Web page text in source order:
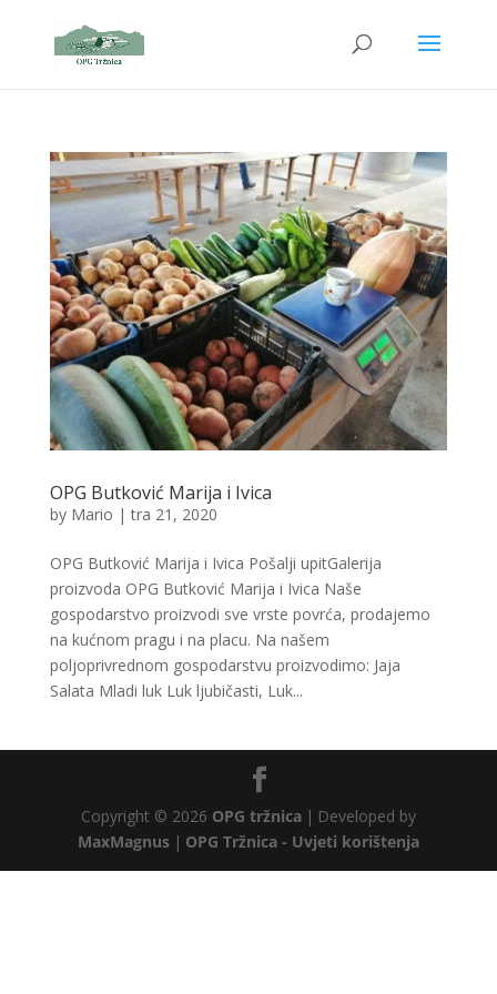
OPG Butković Marija i Ivica
by Mario |tra 21, 2020
OPG Butković Marija i Ivica Pošalji upitGalerija
proizvoda OPG Butković Marija i Ivica Naše
gospodarstvo proizvodi sve vrste povrća, prodajemo
na kućnom pragu i na placu. Na našem
poljoprivrednom gospodarstvu proizvodimo: Jaja
Salata Mladi luk Luk ljubičasti, Luk...
Copyright © 2026 OPG tržnica | Developed by
MaxMagnus | OPG Tržnica - Uvjeti korištenja